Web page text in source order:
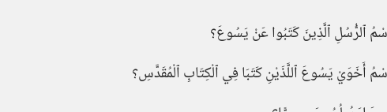
ٱلرُّسُلِ ٱلَّذِينَ كَتَبُوا عَنْ يَسُوعَ؟‏
أَخَوَيْ يَسُوعَ ٱللَّذَيْنِ كَتَبَا فِي ٱلْكِتَابِ ٱلْمُقَدَّسِ؟‏